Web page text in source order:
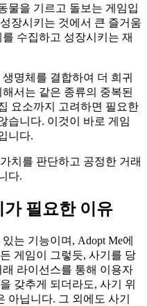
물을 기르고 돌보는 게임입
장시키는 것에서 큰 즐거움
수집하고 성장시키는 재
명체를 결합하여 더 희귀
서는 같은 종류의 중복된
요소까지 고려하면 필요한
습니다. 이것이 바로 게임
니다.
치를 판단하고 공정한 거래
다.
필요한 이유
는 기능이며, Adopt Me에
게임이 그렇듯, 사기를 당
라이선스를 통해 이용자
갖추게 되더라도, 사기 위
아닙니다. 그 외에도 사기